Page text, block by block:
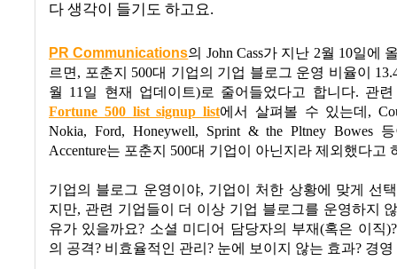
다 생각이 들기도 하고요.
PR Communications의 John Cass가 지난 2월 10일에
르면, 포춘지 500대 기업의 기업 블로그 운영 비율이
월 11일 현재 업데이트)로 줄어들었다고 합니다. 관
Fortune 500 list signup list에서 살펴볼 수 있는데 ,
Nokia, Ford, Honeywell, Sprint & the Pltney Bowes
Accenture는 포춘지 500대 기업이 아닌지라 제외했다고
기업의 블로그 운영이야, 기업이 처한 상황에 맞게 선
지만, 관련 기업들이 더 이상 기업 블로그를 운영하지
유가 있을까요? 소셜 미디어 담당자의 부재(혹은 이직
의 공격? 비효율적인 관리? 눈에 보이지 않는 효과? 경